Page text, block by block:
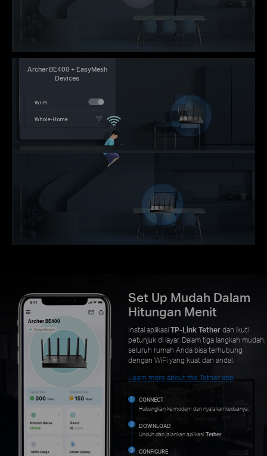
Archer BE400 + EasyMesh
Devices
Set Up Mudah Dalam
Hitungan Menit
Instal aplikasiTP-Link Tether dan ikuti
petunjuk di layar. Dalam tiga langkah mudah,
seluruh rumah Anda bisa terhubung
dengan WiFi yang kuat dan andal.
Learn more about the Tether app
Archer BE400
CONNECT
Hubungkan ke modem dan nyalakan keduanya.
DOWNLOAD
Unduh dan jalankan aplikasiTether
CONFIGURE